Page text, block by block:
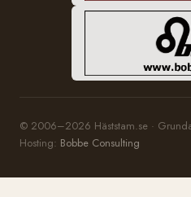
© 2006–2026 Häststam.se ·
Hosting: Bobbe Consulting